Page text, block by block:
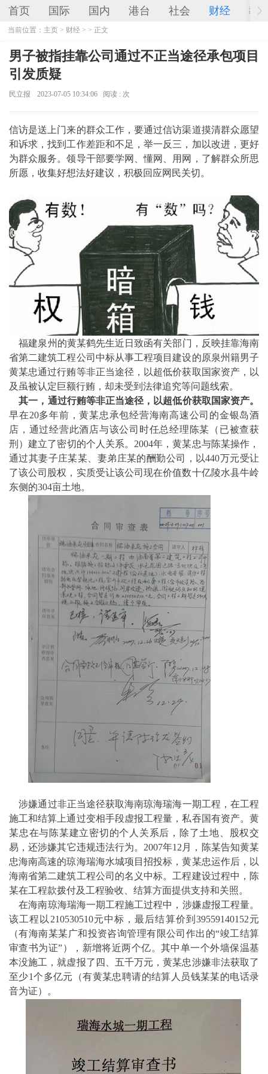
首页 国际 国内 港台 社会 财经 教
当前位置： 主页 > 财经 > > 正文
男子被指挂靠公司通过不正当途径承包项目
引发质疑
民立报 2023-07-05 10:34:06 阅读 : 次
信访是送上门来的群众工作，要通过信访渠道摸清群众愿望
和诉求，找到工作差距和不足，举一反三，加以改进，更好
为群众服务。领导干部要学网、懂网、用网，了解群众所思
所愿，收集好想法好建议，积极回应网民关切。
福建泉州的黄某鹤先生近日致函有关部门，反映挂靠海南
省第二建筑工程公司中标从事工程项目建设的原泉州籍男子
黄某忠通过行贿等非正当途径，以超低价获取国家资产，以
及虽被认定巨额行贿，却未受到法律追究等问题线索。
其一，通过行贿等非正当途径，以超低价获取国家资产。
早在20多年前，黄某忠承包经营海南高速公司的金银岛酒
店，通过经营此酒店与该公司时任总经理陈某（已被查获
刑）建立了密切的个人关系。2004年，黄某忠与陈某操作，
通过其妻子庄某某、妻弟庄某的酬勤公司，以440万元受让
了该公司股权，实质受让该公司现在价值数十亿陵水县牛岭
东侧的304亩土地。
涉嫌通过非正当途径获取海南琼海瑞海一期工程，在工程
施工和结算上通过变相手段虚报工程量，私吞国有资产。黄
某忠在与陈某建立密切的个人关系后，除了土地、股权交
易，还涉嫌其它违规违法行为。2007年12月，陈某告知黄某
忠海南高速的琼海瑞海水城项目招投标，黄某忠运作后，以
海南省第二建筑工程公司的名义中标。工程建设过程中，陈
某在工程款拨付及工程验收、结算方面提供支持和关照。
在海南琼海瑞海一期工程施工过程中，涉嫌虚报工程量。
该工程以210530510元中标，最后结算价到39559140152元
（有海南某某广和投资咨询管理有限公司作出的“竣工结算
审查书为证”），新增将近两个亿。其中单一个外墙保温基
本没施工，就虚报了四、五千万元，黄某忠涉嫌非法获取了
至少1个多亿元（有黄某忠聘请的结算人员钱某某的电话录
音为证）。